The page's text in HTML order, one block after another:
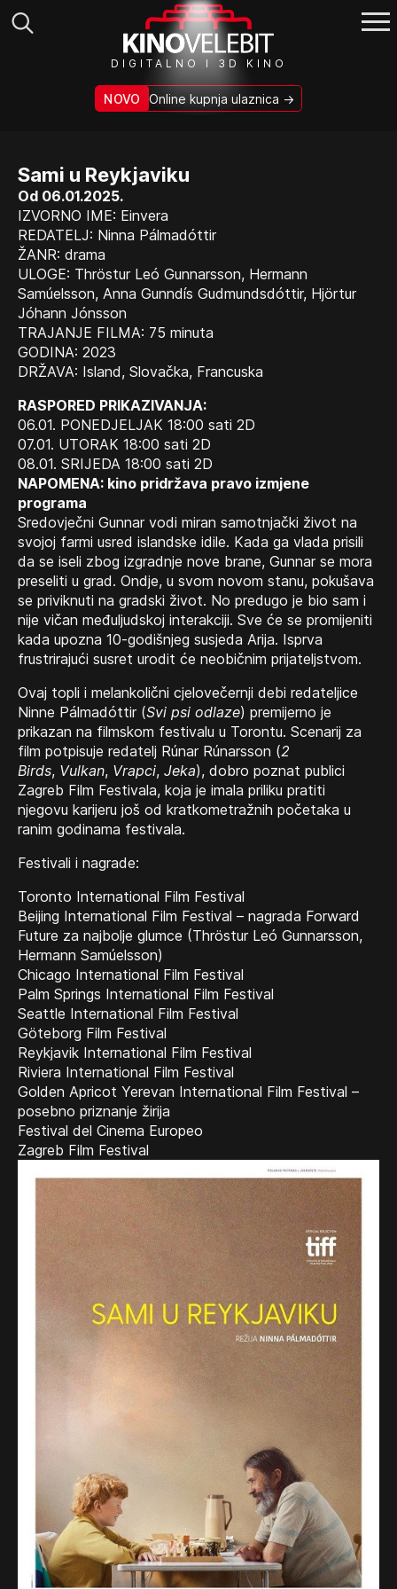
DIGITALNO I 3D KINO
NOVO Online kupnja ulaznica →
Sami u Reykjaviku
Od 06.01.2025.
IZVORNO IME: Einvera
REDATELJ: Ninna Pálmadóttir
ŽANR: drama
ULOGE: Thröstur Leó Gunnarsson, Hermann
Samúelsson, Anna Gunndís Gudmundsdóttir, Hjörtur
Jóhann Jónsson
TRAJANJE FILMA: 75 minuta
GODINA: 2023
DRŽAVA: Island, Slovačka, Francuska
RASPORED PRIKAZIVANJA:
06.01. PONEDJELJAK 18:00 sati 2D
07.01. UTORAK 18:00 sati 2D
08.01. SRIJEDA 18:00 sati 2D
NAPOMENA: kino pridržava pravo izmjene
programa
Sredovječni Gunnar vodi miran samotnjački život na
svojoj farmi usred islandske idile. Kada ga vlada prisili
da se iseli zbog izgradnje nove brane, Gunnar se mora
preseliti u grad. Ondje, u svom novom stanu, pokušava
se priviknuti na gradski život. No predugo je bio sam i
nije vičan međuljudskoj interakciji. Sve će se promijeniti
kada upozna 10-godišnjeg susjeda Arija. Isprva
frustrirajući susret urodit će neobičnim prijateljstvom.
Ovaj topli i melankolični cjelovečernji debi redateljice
Ninne Pálmadóttir (Svi psi odlaze) premijerno je
prikazan na filmskom festivalu u Torontu. Scenarij za
film potpisuje redatelj Rúnar Rúnarsson (2
Birds, Vulkan, Vrapci, Jeka), dobro poznat publici
Zagreb Film Festivala, koja je imala priliku pratiti
njegovu karijeru još od kratkometražnih početaka u
ranim godinama festivala.
Festivali i nagrade:
Toronto International Film Festival
Beijing International Film Festival – nagrada Forward
Future za najbolje glumce (Thröstur Leó Gunnarsson,
Hermann Samúelsson)
Chicago International Film Festival
Palm Springs International Film Festival
Seattle International Film Festival
Göteborg Film Festival
Reykjavik International Film Festival
Riviera International Film Festival
Golden Apricot Yerevan International Film Festival –
posebno priznanje žirija
Festival del Cinema Europeo
Zagreb Film Festival